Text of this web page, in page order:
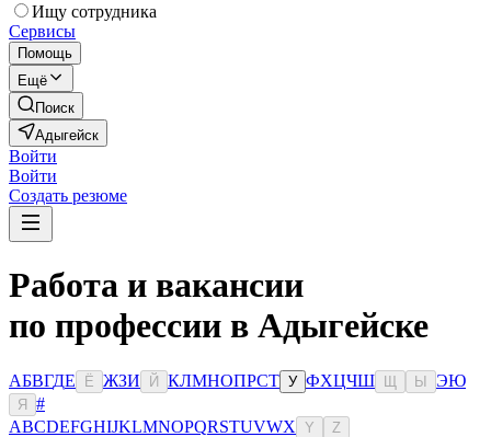
Ищу сотрудника
Сервисы
Помощь
Ещё
Поиск
Адыгейск
Войти
Войти
Создать резюме
Работа и вакансии
по профессии в Адыгейске
АБВГДЕ Ё ЖЗИ Й КЛМНОПРСТ У ФХЦЧШ Ы ЭЮ
Я
#
ABCDEFGHIJKLMNOPQRSTUVWX Y Z